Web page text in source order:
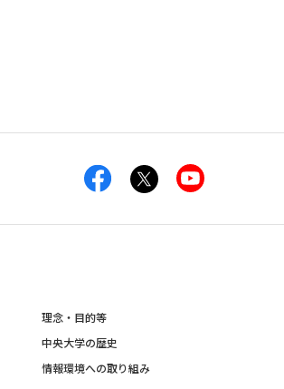
理念・目的等
中央大学の歴史
情報環境への取り組み